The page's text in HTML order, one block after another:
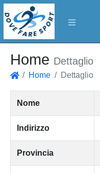
Home Dettaglio
Home Dettaglio
Nome
Indirizzo
Provincia